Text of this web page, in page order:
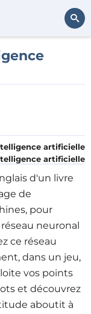
Rechercher
artificielle
d'un livre
de
pour
neuronal
ce réseau
dans un jeu,
vos points
et découvrez
aboutit à